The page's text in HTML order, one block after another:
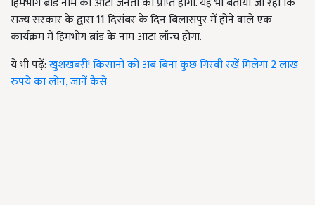
राज्य सरकार के द्वारा 11 दिसंबर के दिन बिलासपुर में होने वाले एक
कार्यक्रम में हिमभोग ब्रांड के नाम आटा लॉन्च होगा.
ये भी पढ़ें:खुशखबरी! किसानों को अब बिना कुछ गिरवी रखें मिलेगा 2 लाख
रुपये का लोन, जानें कैसे